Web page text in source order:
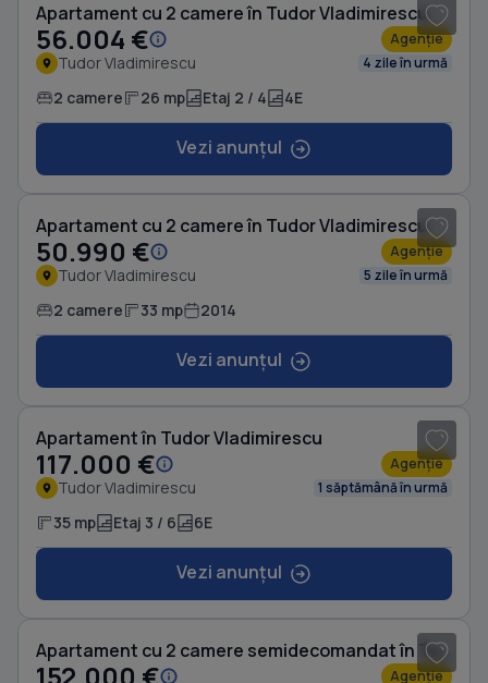
Apartament cu 2 camere în Tudor Vladimirescu
56.004 € Agenție
Tudor Vladimirescu 4 zile în urmă
2 camere 26 mp Etaj 2 / 4 4E
Vezi anunțul
Apartament cu 2 camere în Tudor Vladimirescu
50.990 € Agenție
Tudor Vladimirescu 5 zile în urmă
2 camere 33 mp 2014
Vezi anunțul
Apartament în Tudor Vladimirescu
117.000 € Agenție
Tudor Vladimirescu 1 săptămână în urmă
35 mp Etaj 3 / 6 6E
Vezi anunțul
Apartament cu 2 camere semidecomandat în Tudor Vladimirescu
Agenție